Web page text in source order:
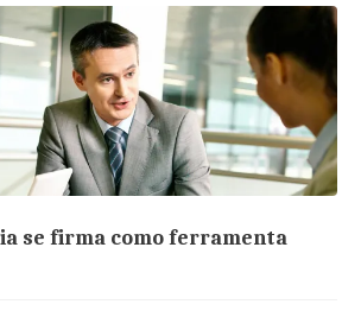
se firma como ferramenta